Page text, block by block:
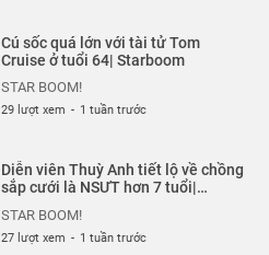
Cú sốc quá lớn với tài tử Tom
Cruise ở tuổi 64| Starboom
STAR BOOM!
29 lượt xem - 1 tuần trước
Diễn viên Thuỳ Anh tiết lộ về chồng
sắp cưới là NSƯT hơn 7 tuổi|
STAR BOOM!
27 lượt xem - 1 tuần trước